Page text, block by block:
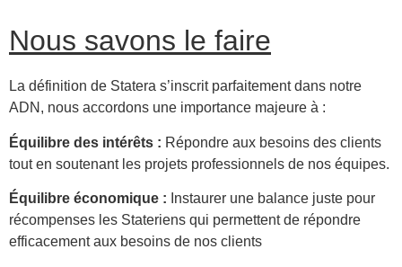
Nous savons le faire
La définition de Statera s’inscrit parfaitement dans notre
ADN, nous accordons une importance majeure à :
Équilibre des intérêts : Répondre aux besoins des clients
tout en soutenant les projets professionnels de nos équipes.
Équilibre économique : Instaurer une balance juste pour
récompenses les Stateriens qui permettent de répondre
efficacement aux besoins de nos clients